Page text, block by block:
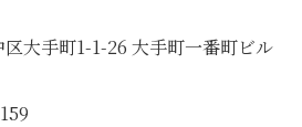
大手町1-1-26 大手町一番町ビル